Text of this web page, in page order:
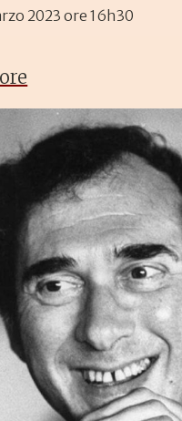
2023 ore 16h30